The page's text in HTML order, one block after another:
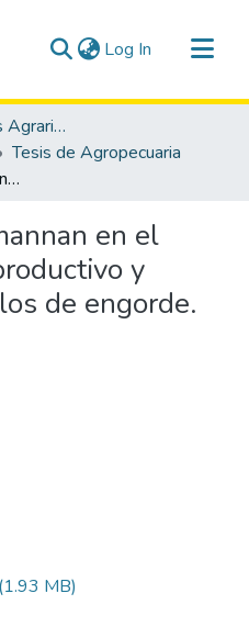
Log In (current)
Facultad de Ciencias Agrarias
Tesis de Agropecuaria
Influencia de Safmannan en el comportamiento productivo y alimenticio en pollos de engorde.
en el
y
de engorde.
MB)